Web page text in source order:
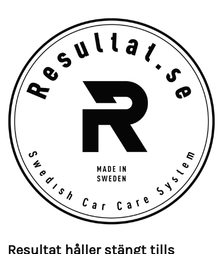
Resultat håller stängt tills